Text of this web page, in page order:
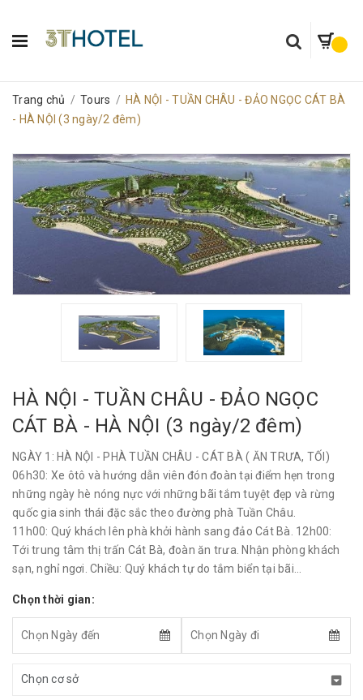
Trang chủ / Tours / HÀ NỘI - TUẦN CHÂU - ĐẢO NGỌC CÁT BÀ
- HÀ NỘI (3 ngày/2 đêm)
HÀ NỘI - TUẦN CHÂU - ĐẢO NGỌC
CÁT BÀ - HÀ NỘI (3 ngày/2 đêm)
NGÀY 1: HÀ NỘI - PHÀ TUẦN CHÂU - CÁT BÀ ( ĂN TRƯA, TỐI)
06h30: Xe ôtô và hướng dẫn viên đón đoàn tại điểm hẹn trong
những ngày hè nóng nực với những bãi tắm tuyệt đẹp và rừng
quốc gia sinh thái đặc sắc theo đường phà Tuần Châu.
11h00: Quý khách lên phà khởi hành sang đảo Cát Bà. 12h00:
Tới trung tâm thị trấn Cát Bà, đoàn ăn trưa. Nhận phòng khách
sạn, nghỉ ngơi. Chiều: Quý khách tự do tắm biển tại bãi...
Chọn thời gian: